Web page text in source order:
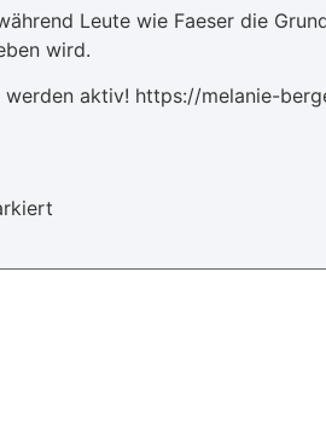
Leute wie Faeser die
wird.
aktiv! https://melanie-